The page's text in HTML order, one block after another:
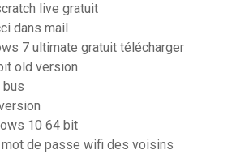
live gratuit
dans mail
7 ultimate gratuit télécharger
old version
bus
10 64 bit
de passe wifi des voisins